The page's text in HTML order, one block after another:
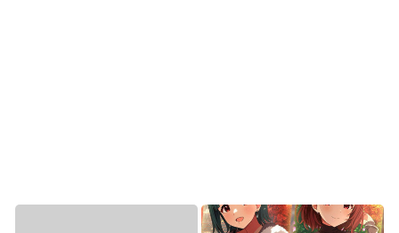
Powered by livedoor 相互RSS